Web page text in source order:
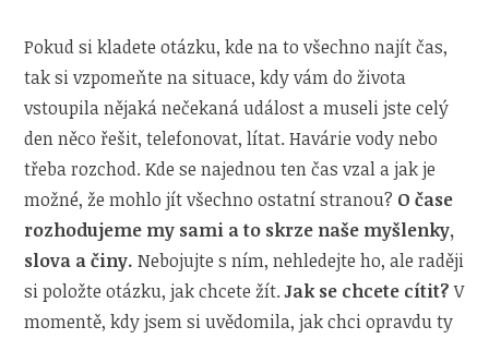
Pokud si kladete otázku, kde na to všechno najít čas,
tak si vzpomeňte na situace, kdy vám do života
vstoupila nějaká nečekaná událost a museli jste celý
den něco řešit, telefonovat, lítat. Havárie vody nebo
třeba rozchod. Kde se najednou ten čas vzal a jak je
možné, že mohlo jít všechno ostatní stranou? O čase
rozhodujeme my sami a to skrze naše myšlenky,
slova a činy. Nebojujte s ním, nehledejte ho, ale raději
si položte otázku, jak chcete žít.Jak se chcete cítit?V
momentě, kdy jsem si uvědomila, jak chci opravdu ty